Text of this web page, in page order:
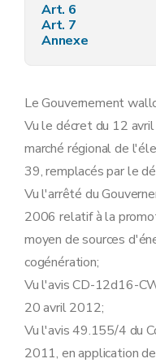
Art. 6
Art. 7
Annexe
Le Gouvernement
Vu le décret du 12
marché régional de
39, remplacés par le
Vu l'arrêté du
2006 relatif à la
moyen de sources
cogénération;
Vu l'avis CD-12d16-
20 avril 2012;
Vu l'avis 49.155/4 du
2011, en application